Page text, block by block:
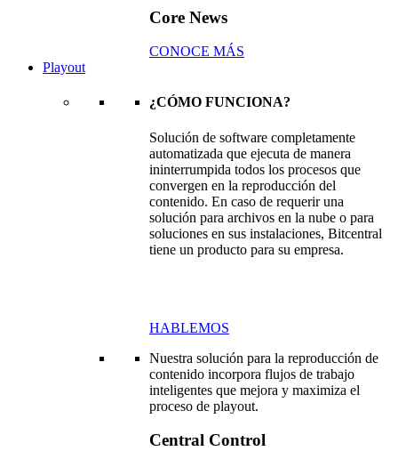
Core News
CONOCE MÁS
Playout
¿CÓMO FUNCIONA?
Solución de software completamente
automatizada que ejecuta de manera
ininterrumpida todos los procesos que
convergen en la reproducción del
contenido. En caso de requerir una
solución para archivos en la nube o para
soluciones en sus instalaciones, Bitcentral
tiene un producto para su empresa.
HABLEMOS
Nuestra solución para la reproducción de
contenido incorpora flujos de trabajo
inteligentes que mejora y maximiza el
proceso de playout.
Central Control